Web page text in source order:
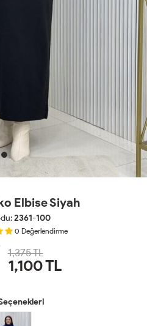
Elbise Siyah
2361-100
0 Değerlendirme
1,375 TL
1,100TL